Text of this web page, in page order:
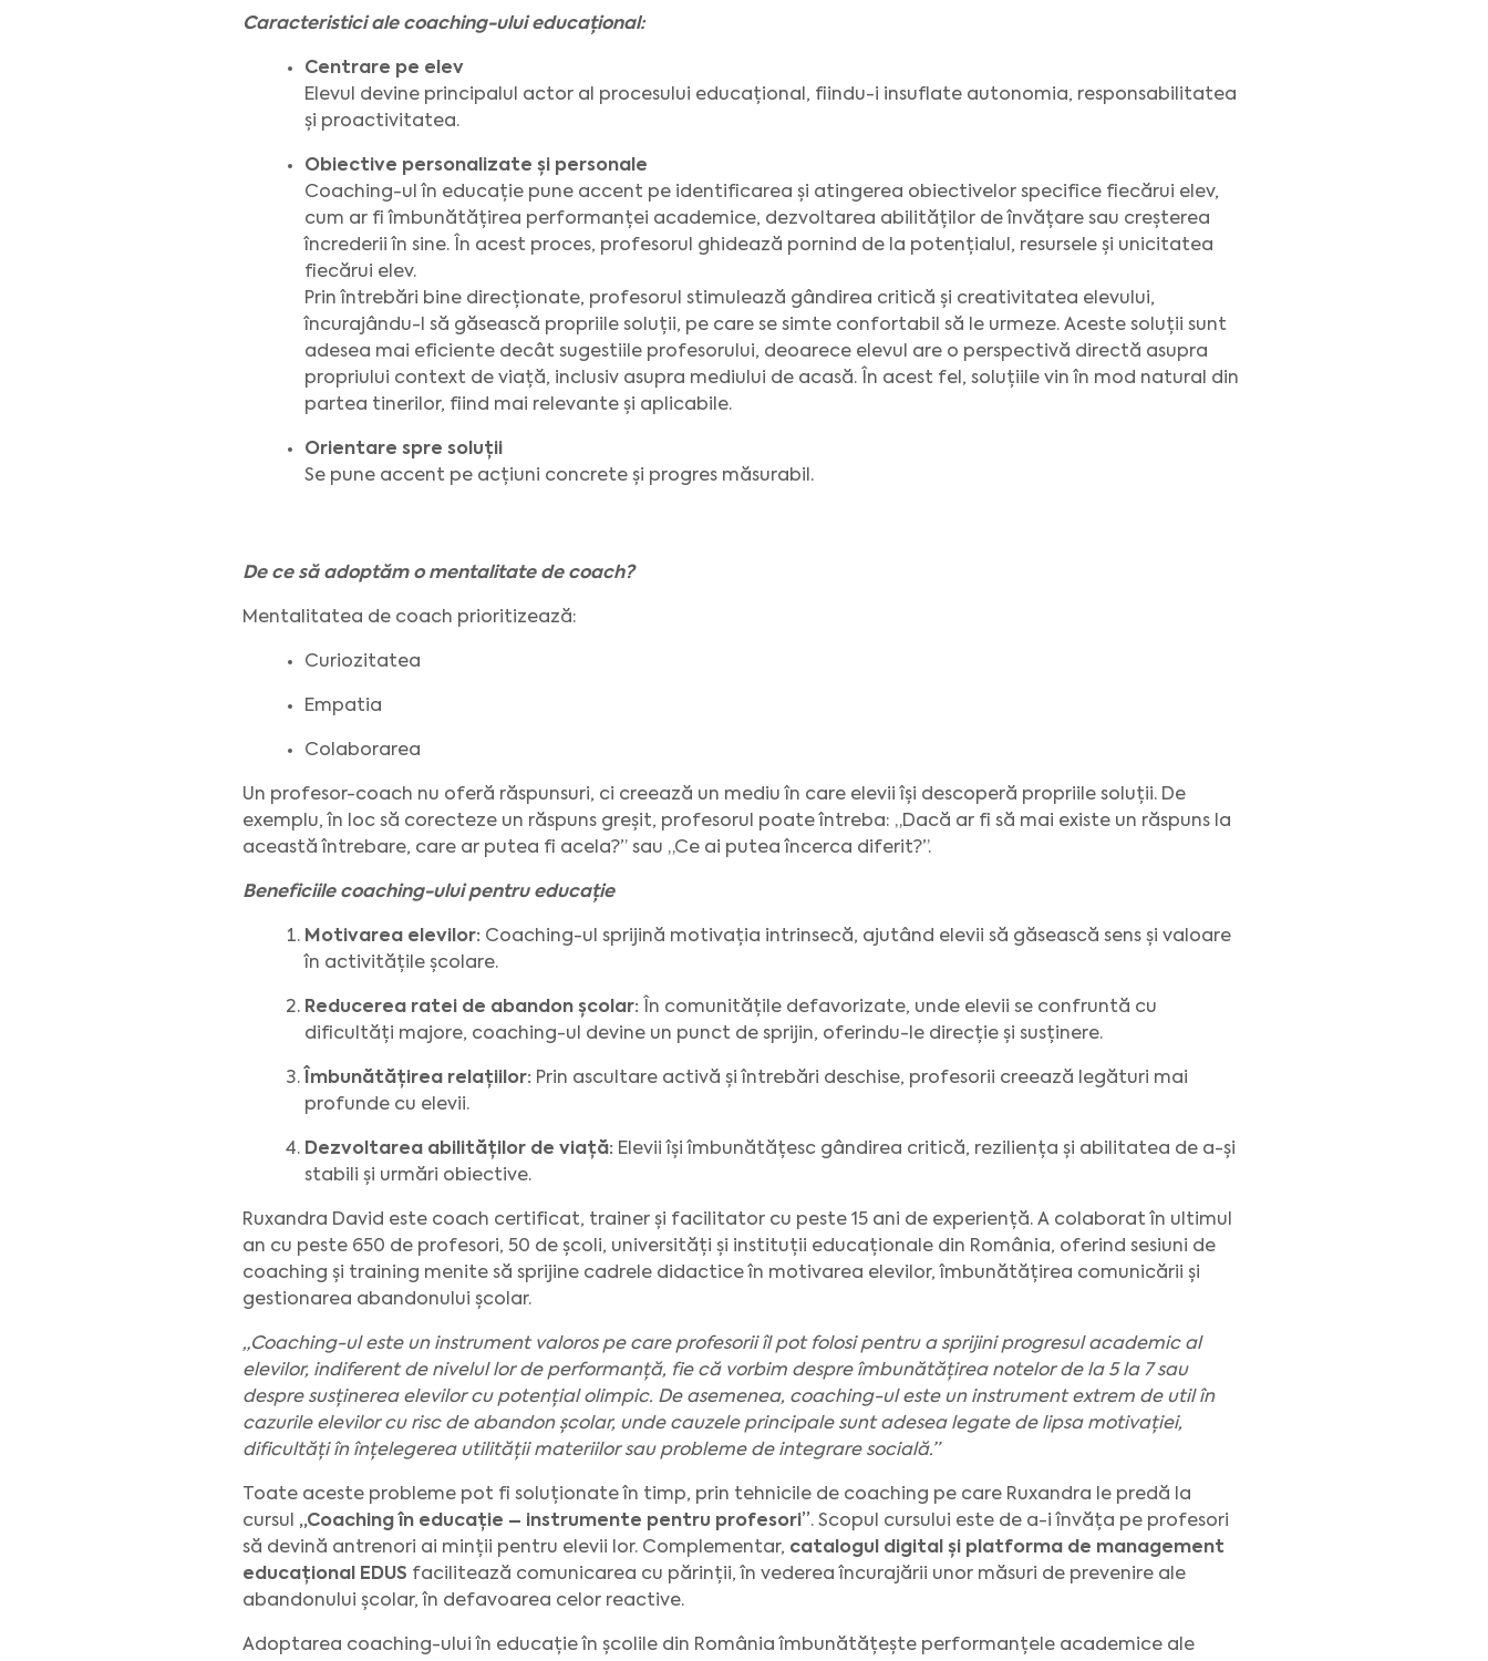
Caracteristici ale coaching-ului educațional:
Centrare pe elev
Elevul devine principalul actor al procesului educațional, fiindu-i insuflate autonomia, responsabilitatea
și proactivitatea.
Obiective personalizate și personale
Coaching-ul în educație pune accent pe identificarea și atingerea obiectivelor specifice fiecărui elev,
cum ar fi îmbunătățirea performanței academice, dezvoltarea abilităților de învățare sau creșterea
încrederii în sine. În acest proces, profesorul ghidează pornind de la potențialul, resursele și unicitatea
fiecărui elev.
Prin întrebări bine direcționate, profesorul stimulează gândirea critică și creativitatea elevului,
încurajându-l să găsească propriile soluții, pe care se simte confortabil să le urmeze. Aceste soluții sunt
adesea mai eficiente decât sugestiile profesorului, deoarece elevul are o perspectivă directă asupra
propriului context de viață, inclusiv asupra mediului de acasă. În acest fel, soluțiile vin în mod natural din
partea tinerilor, fiind mai relevante și aplicabile.
Orientare spre soluții
Se pune accent pe acțiuni concrete și progres măsurabil.
De ce să adoptăm o mentalitate de coach?
Mentalitatea de coach prioritizează:
Curiozitatea
Empatia
Colaborarea
Un profesor-coach nu oferă răspunsuri, ci creează un mediu în care elevii își descoperă propriile soluții. De
exemplu, în loc să corecteze un răspuns greșit, profesorul poate întreba: „Dacă ar fi să mai existe un răspuns la
această întrebare, care ar putea fi acela?” sau „Ce ai putea încerca diferit?”.
Beneficiile coaching-ului pentru educație
Motivarea elevilor: Coaching-ul sprijină motivația intrinsecă, ajutând elevii să găsească sens și valoare
în activitățile școlare.
Reducerea ratei de abandon școlar: În comunitățile defavorizate, unde elevii se confruntă cu
dificultăți majore, coaching-ul devine un punct de sprijin, oferindu-le direcție și susținere.
Îmbunătățirea relațiilor: Prin ascultare activă și întrebări deschise, profesorii creează legături mai
profunde cu elevii.
Dezvoltarea abilităților de viață: Elevii își îmbunătățesc gândirea critică, reziliența și abilitatea de a-și
stabili și urmări obiective.
Ruxandra David este coach certificat, trainer și facilitator cu peste 15 ani de experiență. A colaborat în ultimul
an cu peste 650 de profesori, 50 de școli, universități și instituții educaționale din România, oferind sesiuni de
coaching și training menite să sprijine cadrele didactice în motivarea elevilor, îmbunătățirea comunicării și
gestionarea abandonului școlar.
„Coaching-ul este un instrument valoros pe care profesorii îl pot folosi pentru a sprijini progresul academic al
elevilor, indiferent de nivelul lor de performanță, fie că vorbim despre îmbunătățirea notelor de la 5 la 7 sau
despre susținerea elevilor cu potențial olimpic. De asemenea, coaching-ul este un instrument extrem de util în
cazurile elevilor cu risc de abandon școlar, unde cauzele principale sunt adesea legate de lipsa motivației,
dificultăți în înțelegerea utilității materiilor sau probleme de integrare socială.”
Toate aceste probleme pot fi soluționate în timp, prin tehnicile de coaching pe care Ruxandra le predă la
cursul „Coaching în educație – instrumente pentru profesori”. Scopul cursului este de a-i învăța pe profesori
să devină antrenori ai minții pentru elevii lor. Complementar, catalogul digital și platforma de management
educațional EDUS facilitează comunicarea cu părinții, în vederea încurajării unor măsuri de prevenire ale
abandonului școlar, în defavoarea celor reactive.
Adoptarea coaching-ului în educație în școlile din România îmbunătățește performanțele academice ale